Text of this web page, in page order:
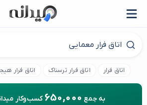
اتاق فرار اتاق فرار ترسناک اتاق فرار
به جمع 650,000 کسب‌وکار